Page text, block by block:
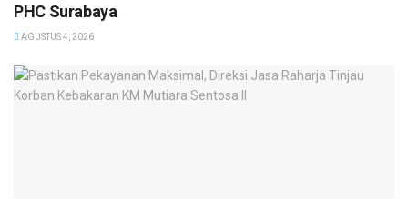
PHC Surabaya
AGUSTUS 4, 2026